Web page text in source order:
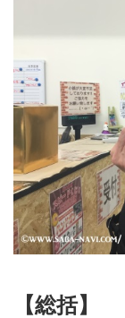
【総括】